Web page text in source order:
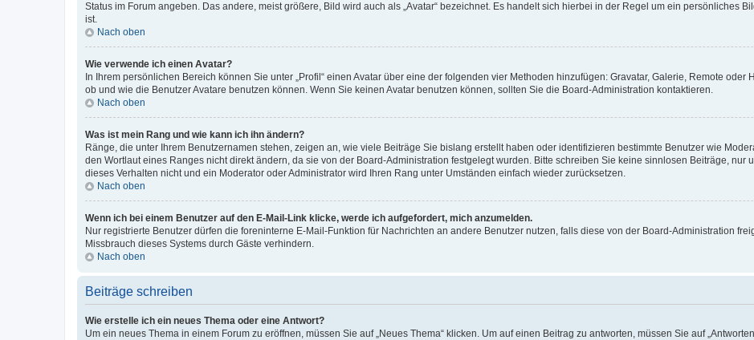
Status im Forum angeben. Das andere, meist größere, Bild wird auch als „Avatar“ bezeichnet. Es handelt sich hierbei in der Regel um ein persönliches
ist.
Nach oben
Wie verwende ich einen Avatar?
In Ihrem persönlichen Bereich können Sie unter „Profil“ einen Avatar über eine der folgenden vier Methoden hinzufügen: Gravatar, Galerie, Remote
ob und wie die Benutzer Avatare benutzen können. Wenn Sie keinen Avatar benutzen können, sollten Sie die Board-Administration kontaktieren.
Nach oben
Was ist mein Rang und wie kann ich ihn ändern?
Ränge, die unter Ihrem Benutzernamen stehen, zeigen an, wie viele Beiträge Sie bislang erstellt haben oder identifizieren bestimmte Benutzer wie
den Wortlaut eines Ranges nicht direkt ändern, da sie von der Board-Administration festgelegt wurden. Bitte schreiben Sie keine sinnlosen Beiträge,
dieses Verhalten nicht und ein Moderator oder Administrator wird Ihren Rang unter Umständen einfach wieder zurücksetzen.
Nach oben
Wenn ich bei einem Benutzer auf den E-Mail-Link klicke, werde ich aufgefordert, mich anzumelden.
Nur registrierte Benutzer dürfen die foreninterne E-Mail-Funktion für Nachrichten an andere Benutzer nutzen, falls diese von der Board-Administration
Missbrauch dieses Systems durch Gäste verhindern.
Nach oben
Beiträge schreiben
Wie erstelle ich ein neues Thema oder eine Antwort?
Um ein neues Thema in einem Forum zu eröffnen, müssen Sie auf „Neues Thema“ klicken. Um auf einen Beitrag zu antworten, müssen Sie auf